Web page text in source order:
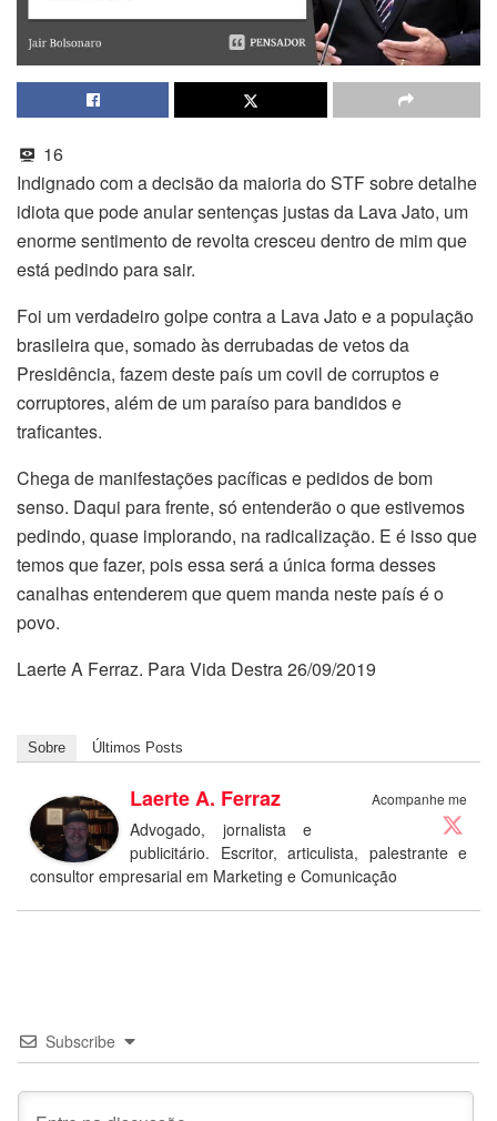
16
Indignado com a decisão da maioria do STF sobre detalhe
idiota que pode anular sentenças justas da Lava Jato, um
enorme sentimento de revolta cresceu dentro de mim que
está pedindo para sair.
Foi um verdadeiro golpe contra a Lava Jato e a população
brasileira que, somado às derrubadas de vetos da
Presidência, fazem deste país um covil de corruptos e
corruptores, além de um paraíso para bandidos e
traficantes.
Chega de manifestações pacíficas e pedidos de bom
senso. Daqui para frente, só entenderão o que estivemos
pedindo, quase implorando, na radicalização. E é isso que
temos que fazer, pois essa será a única forma desses
canalhas entenderem que quem manda neste país é o
povo.
Laerte A Ferraz. Para Vida Destra 26/09/2019
Sobre Últimos Posts
Acompanhe me
Laerte A. Ferraz
Advogado, jornalista e
publicitário. Escritor, articulista, palestrante e
consultor empresarial em Marketing e Comunicação
Subscribe